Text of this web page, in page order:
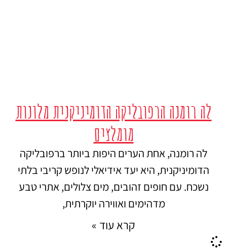
לה רומנה הרפובליקה הדומיניקנית מלונות
מומלצים
לה רומנה, אחת הערים היפות ביותר ברפובליקה
הדומיניקנית, היא יעד אידיאלי לנופש קריבי בלתי
נשכח. עם חופים זהובים, מים צלולים, אתרי טבע
מדהימים ואווירה יוקרתית,
קרא עוד »